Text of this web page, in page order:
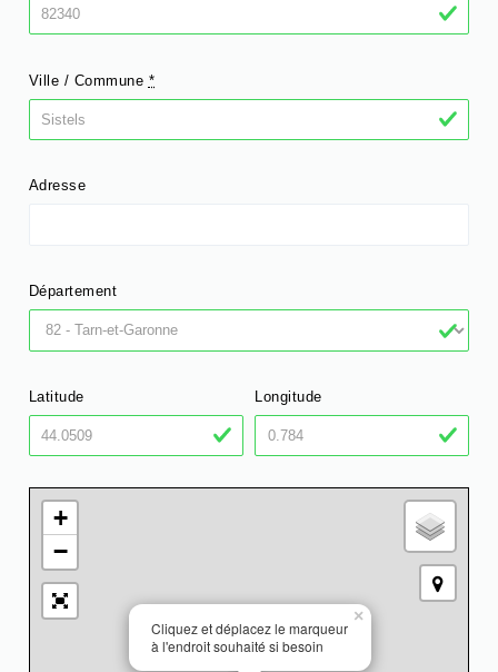
Ville / Commune *
Adresse
Département
Latitude Longitude
Cliquez et déplacez le marqueur
à l'endroit souhaité si besoin
×
+
−